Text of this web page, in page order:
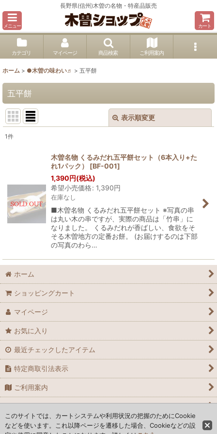
長野県(信州)木曽の名物・特産品販売
メニュー カート
カテゴリ マイページ 商品検索 ご利用案内
ホーム > ●木曽の味わい♬ > 五平餅
五平餅
表示順変更
1件
木曽名物 くるみだれ五平餅セット（6本入り+た
れ1パック）
[BF-001]
1,390円(税込)
希望小売価格: 1,390円
在庫なし
■木曽名物 くるみだれ五平餅セット ※写真の串
は丸い木の串ですが、実際の商品は「竹串」に
なりました。 くるみだれが香ばしい、食欲をそ
そる木曽地方の定番お餅。 (お届けするのは下部
の写真のわら…
ホーム
ショッピングカート
マイページ
お気に入り
最近チェックしたアイテム
特定商取引法表示
ご利用案内
お問い合わせ
このサイトでは、カートシステムや利用状況の把握のためにCookie
などを使います。これ以降ページを遷移した場合、Cookieなどの設